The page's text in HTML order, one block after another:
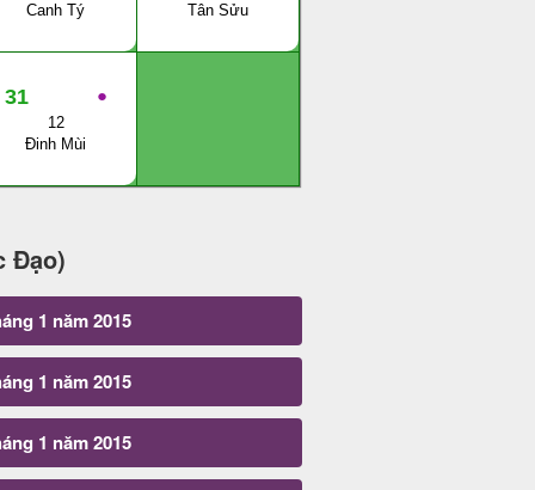
Canh Tý
Tân Sửu
●
31
12
Đinh Mùi
Đạo)
1 năm 2015
1 năm 2015
1 năm 2015